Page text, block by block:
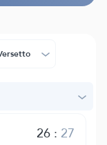
26: 27